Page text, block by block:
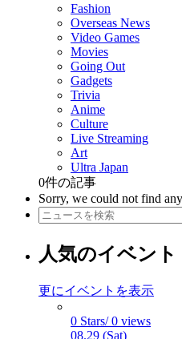
Fashion
Overseas News
Video Games
Movies
Going Out
Gadgets
Trivia
Anime
Culture
Live Streaming
Art
Ultra Japan
0件の記事
Sorry, we could not find
人気のイベント
更にイベントを表示
0 Stars/ 0 views
08.29 (Sat)